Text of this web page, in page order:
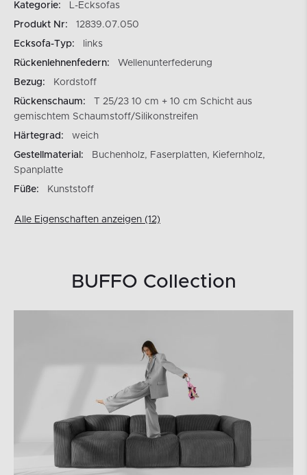
Kategorie:
L-Ecksofas
Produkt Nr:
12839.07.050
Ecksofa-Typ:
links
Rückenlehnenfedern:
Wellenunterfederung
Bezug:
Kordstoff
Rückenschaum:
T 25/23 10 cm + 10 cm Schicht aus
gemischtem Schaumstoff/Silikonstreifen
Härtegrad:
weich
Gestellmaterial:
Buchenholz, Faserplatten, Kiefernholz,
Spanplatte
Füße:
Kunststoff
Alle Eigenschaften anzeigen (12)
BUFFO Collection